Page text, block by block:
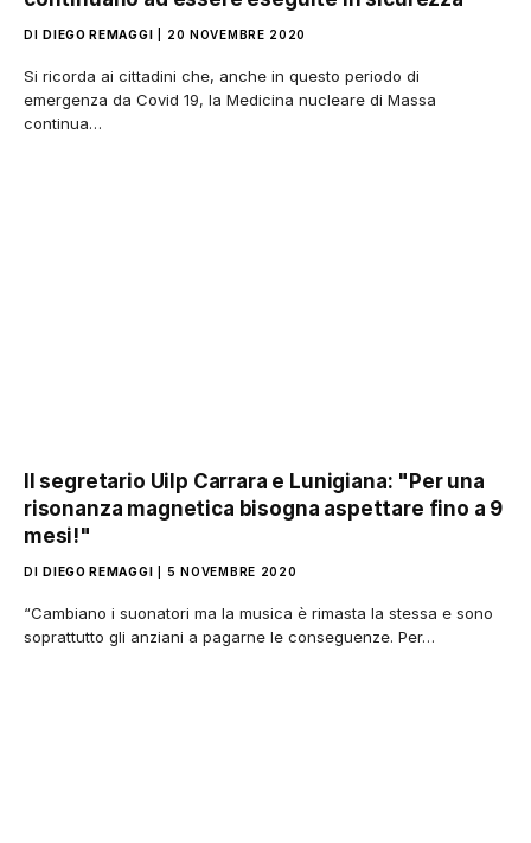
DI DIEGO REMAGGI 20 NOVEMBRE 2020
Si ricorda ai cittadini che, anche in questo periodo di
emergenza da Covid 19, la Medicina nucleare di Massa
continua…
Il segretario Uilp Carrara e Lunigiana: "Per una
risonanza magnetica bisogna aspettare fino a 9
mesi!"
DI DIEGO REMAGGI 5 NOVEMBRE 2020
“Cambiano i suonatori ma la musica è rimasta la stessa e sono
soprattutto gli anziani a pagarne le conseguenze. Per…